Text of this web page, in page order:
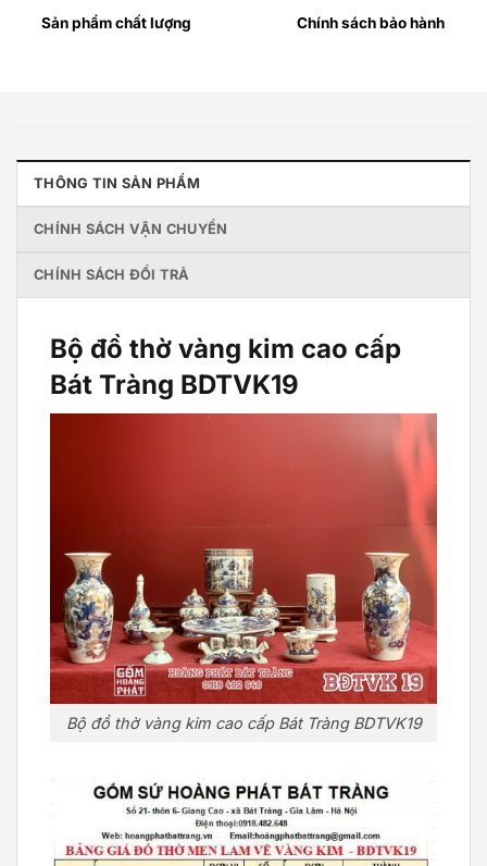
Sản phẩm chất lượng Chính sách bảo hành
THÔNG TIN SẢN PHẨM
CHÍNH SÁCH VẬN CHUYỂN
CHÍNH SÁCH ĐỔI TRẢ
Bộ đồ thờ vàng kim cao cấp
Bát Tràng BDTVK19
Bộ đồ thờ vàng kim cao cấp Bát Tràng BDTVK19